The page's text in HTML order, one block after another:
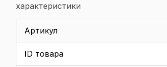
характеристики
Артикул
ID товара